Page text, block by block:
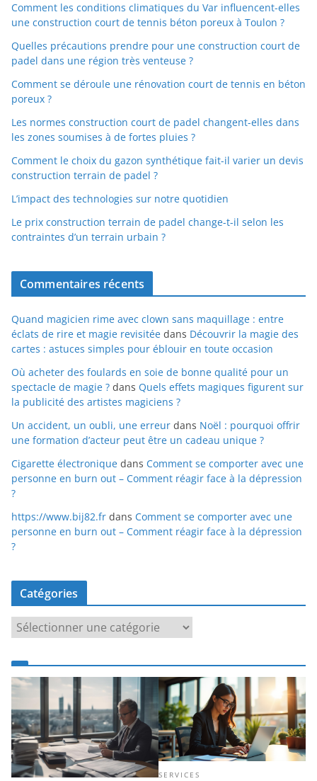
Comment les conditions climatiques du Var influencent-elles
une construction court de tennis béton poreux à Toulon ?
Quelles précautions prendre pour une construction court de
padel dans une région très venteuse ?
Comment se déroule une rénovation court de tennis en béton
poreux ?
Les normes construction court de padel changent-elles dans
les zones soumises à de fortes pluies ?
Comment le choix du gazon synthétique fait-il varier un devis
construction terrain de padel ?
L’impact des technologies sur notre quotidien
Le prix construction terrain de padel change-t-il selon les
contraintes d’un terrain urbain ?
Commentaires récents
Quand magicien rime avec clown sans maquillage : entre
éclats de rire et magie revisitée dans Découvrir la magie des
cartes : astuces simples pour éblouir en toute occasion
Où acheter des foulards en soie de bonne qualité pour un
spectacle de magie ? dans Quels effets magiques figurent sur
la publicité des artistes magiciens ?
Un accident, un oubli, une erreur dans Noël : pourquoi offrir
une formation d’acteur peut être un cadeau unique ?
Cigarette électronique dans Comment se comporter avec une
personne en burn out – Comment réagir face à la dépression
?
https://www.bij82.fr dans Comment se comporter avec une
personne en burn out – Comment réagir face à la dépression
?
Catégories
a
t
é
g
o
r
i
e
SERVICES